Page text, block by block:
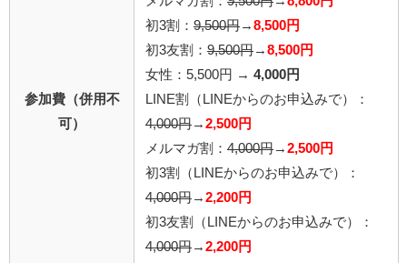
参加費（併用不
可）
初3割： 9,500円 → 8,500円
初3友割： 9,500円 → 8,500円
女性：5,500円 → 4,000円
LINE割
（LINEからのお申込みで）
：
4,000円 → 2,500円
メルマガ割： 4,000円 → 2,500円
初3割
（LINEからのお申込みで）
：
4,000円 → 2,200円
初3友割
（LINEからのお申込みで）
：
4,000円 → 2,200円